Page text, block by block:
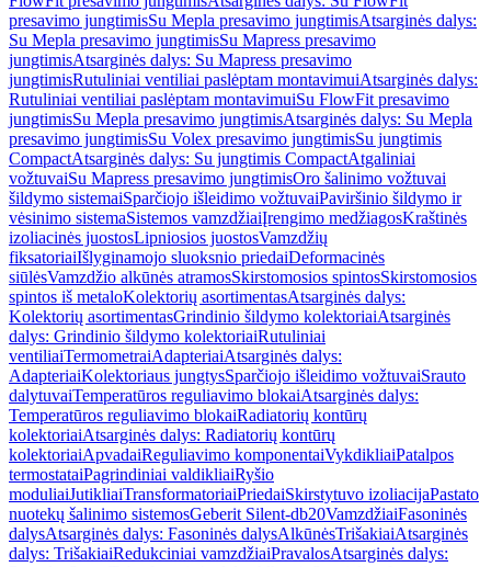
presavimo jungtimisSu Mepla presavimo jungtimisAtsarginės dalys:
Su Mepla presavimo jungtimisSu Mapress presavimo
jungtimisAtsarginės dalys: Su Mapress presavimo
jungtimisRutuliniai ventiliai paslėptam montavimuiAtsarginės dalys:
Rutuliniai ventiliai paslėptam montavimuiSu FlowFit presavimo
jungtimisSu Mepla presavimo jungtimisAtsarginės dalys: Su Mepla
presavimo jungtimisSu Volex presavimo jungtimisSu jungtimis
CompactAtsarginės dalys: Su jungtimis CompactAtgaliniai
vožtuvaiSu Mapress presavimo jungtimisOro šalinimo vožtuvai
šildymo sistemaiSparčiojo išleidimo vožtuvaiPaviršinio šildymo ir
vėsinimo sistemaSistemos vamzdžiaiĮrengimo medžiagosKraštinės
izoliacinės juostosLipniosios juostosVamzdžių
fiksatoriaiIšlyginamojo sluoksnio priedaiDeformacinės
siūlėsVamzdžio alkūnės atramosSkirstomosios spintosSkirstomosios
spintos iš metaloKolektorių asortimentasAtsarginės dalys:
Kolektorių asortimentasGrindinio šildymo kolektoriaiAtsarginės
dalys: Grindinio šildymo kolektoriaiRutuliniai
ventiliaiTermometraiAdapteriaiAtsarginės dalys:
AdapteriaiKolektoriaus jungtysSparčiojo išleidimo vožtuvaiSrauto
dalytuvaiTemperatūros reguliavimo blokaiAtsarginės dalys:
Temperatūros reguliavimo blokaiRadiatorių kontūrų
kolektoriaiAtsarginės dalys: Radiatorių kontūrų
kolektoriaiApvadaiReguliavimo komponentaiVykdikliaiPatalpos
termostataiPagrindiniai valdikliaiRyšio
moduliaiJutikliaiTransformatoriaiPriedaiSkirstytuvo izoliacijaPastato
nuotekų šalinimo sistemosGeberit Silent-db20VamzdžiaiFasoninės
dalysAtsarginės dalys: Fasoninės dalysAlkūnėsTrišakiaiAtsarginės
dalys: TrišakiaiRedukciniai vamzdžiaiPravalosAtsarginės dalys: